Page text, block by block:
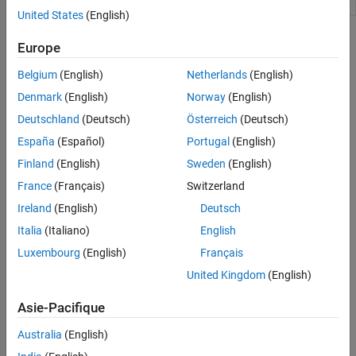
Topics
Get Started Using Cosimulation Workflow
Overview of RoadRunner Scenario and CARLA Cosimulation
Overview of the cosimulation system that connects between
RoadRunner Scenario
CARLA Cosimulation Workflow
Learn how to use
RoadRunner ScenarioandCARLA
cosimulation.
STEP 1:
Set Up CARLA for Cosimulation
STEP 2:Configure RoadRunner Scenario Model
STEP 3: Export Scenes and Visualizations to CARLA
Run Cosimulations with CARLA
United States (English)
Europe
Belgium (English)
Denmark (English)
Deutschland (Deutsch)
España (Español)
Finland (English)
France (Français)
Ireland (English)
Italia (Italiano)
Luxembourg (English)
Netherlands(English)
Norway(English)
Österreich (Deutsch)
Portugal (English)
Sweden (English)
Switzerland
Deutsch
English
Français
United Kingdom(English)
Asie-Pacifique
Australia (English)